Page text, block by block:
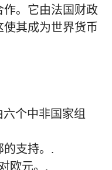
作。它由法国财政
其成为世界货币
六个中非国家组
的支持。.
欧元。.